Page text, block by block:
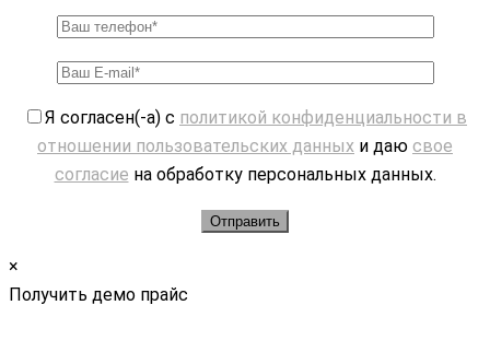
Я согласен(-а) с политикой конфиденциальности в
отношении пользовательских данных и даю свое
согласие на обработку персональных данных.
×
Получить демо прайс